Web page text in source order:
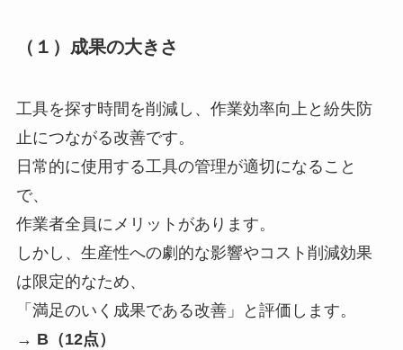
（１）成果の大きさ
工具を探す時間を削減し、作業効率向上と紛失防
止につながる改善です。
日常的に使用する工具の管理が適切になること
で、
作業者全員にメリットがあります。
しかし、生産性への劇的な影響やコスト削減効果
は限定的なため、
「満足のいく成果である改善」と評価します。
→ B（12点）